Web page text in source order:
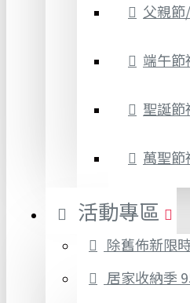
父親
端午節
聖誕
萬聖
活動專區
除舊佈新限
居家收納季